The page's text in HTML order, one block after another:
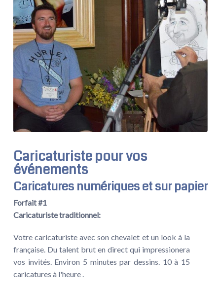
Caricaturiste pour vos
événements
Caricatures numériques et sur papier
Forfait #1
Caricaturiste traditionnel:
Votre caricaturiste avec son chevalet et un look à la
française. Du talent brut en direct qui impressionera
vos invités. Environ 5 minutes par dessins. 10 à 15
caricatures à l'heure .